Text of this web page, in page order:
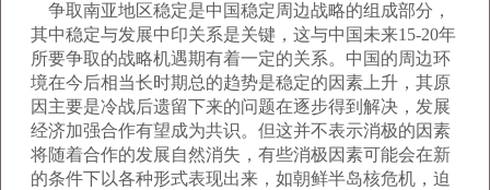
争取南亚地区稳定是中国稳定周边战略的组成部分，
其中稳定与发展中印关系是关键，这与中国未来15-20年
所要争取的战略机遇期有着一定的关系。中国的周边环
境在今后相当长时期总的趋势是稳定的因素上升，其原
因主要是冷战后遗留下来的问题在逐步得到解决，发展
经济加强合作有望成为共识。但这并不表示消极的因素
将随着合作的发展自然消失，有些消极因素可能会在新
的条件下以各种形式表现出来，如朝鲜半岛核危机，迫